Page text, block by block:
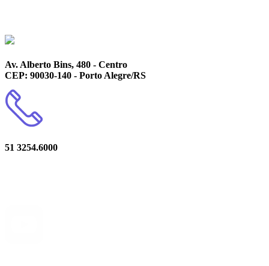
Av. Alberto Bins, 480 - Centro
CEP: 90030-140 - Porto Alegre/RS
51 3254.6000